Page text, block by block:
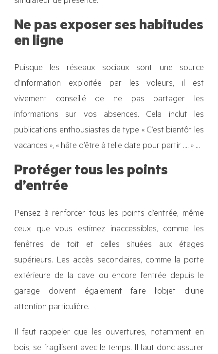
Ne pas exposer ses habitudes
en ligne
Puisque les réseaux sociaux sont une source
d’information exploitée par les voleurs, il est
vivement conseillé de ne pas partager les
informations sur vos absences. Cela inclut les
publications enthousiastes de type « C’est bientôt les
vacances », « hâte d’être à telle date pour partir .... » …
Protéger tous les points
d’entrée
Pensez à renforcer tous les points d’entrée, même
ceux que vous estimez inaccessibles, comme les
fenêtres de toit et celles situées aux étages
supérieurs. Les accès secondaires, comme la porte
extérieure de la cave ou encore l’entrée depuis le
garage doivent également faire l’objet d’une
attention particulière.
Il faut rappeler que les ouvertures, notamment en
bois, se fragilisent avec le temps. Il faut donc assurer